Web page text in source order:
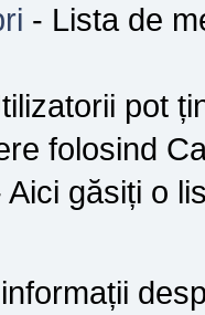
- Lista de
pot
folosind
Aici găsiți o